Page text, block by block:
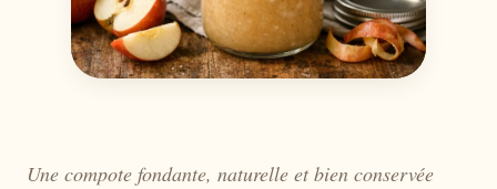
Une compote fondante, naturelle et bien conservée